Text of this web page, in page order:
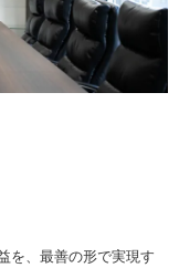
を、最善の形で実現す